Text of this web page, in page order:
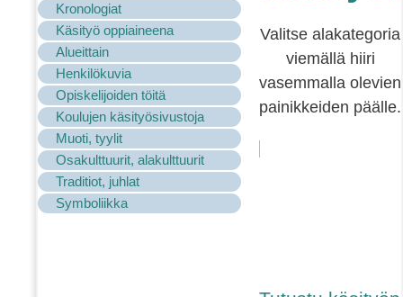
Kronologiat
Käsityö oppiaineena
Alueittain
Henkilökuvia
Opiskelijoiden töitä
Koulujen käsityösivustoja
Muoti, tyylit
Osakulttuurit, alakulttuurit
Traditiot, juhlat
Symboliikka
Valitse alakategoria
viemällä hiiri
vasemmalla olevien
painikkeiden päälle.